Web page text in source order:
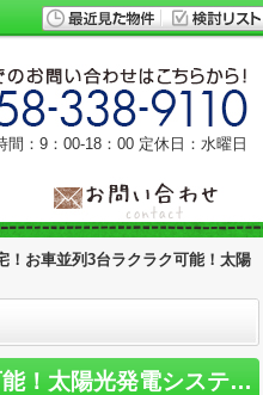
間：9：00‐18：00 定休日：水曜日
！お車並列3台ラクラク可能！太陽
大垣市野口！築12年再生住宅！お車並列3台ラクラク可能！太陽光発電システム搭載！